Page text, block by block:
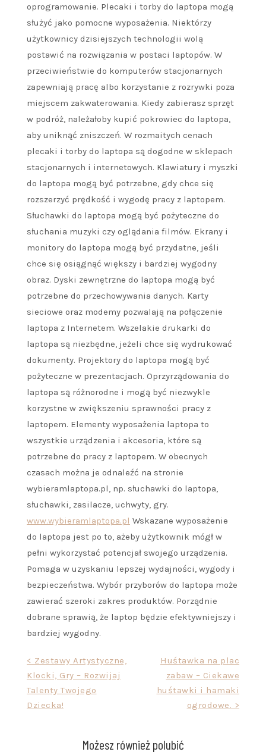
oprogramowanie. Plecaki i torby do laptopa mogą
służyć jako pomocne wyposażenia. Niektórzy
użytkownicy dzisiejszych technologii wolą
postawić na rozwiązania w postaci laptopów. W
przeciwieństwie do komputerów stacjonarnych
zapewniają pracę albo korzystanie z rozrywki poza
miejscem zakwaterowania. Kiedy zabierasz sprzęt
w podróż, należałoby kupić pokrowiec do laptopa,
aby uniknąć zniszczeń. W rozmaitych cenach
plecaki i torby do laptopa są dogodne w sklepach
stacjonarnych i internetowych. Klawiatury i myszki
do laptopa mogą być potrzebne, gdy chce się
rozszerzyć prędkość i wygodę pracy z laptopem.
Słuchawki do laptopa mogą być pożyteczne do
słuchania muzyki czy oglądania filmów. Ekrany i
monitory do laptopa mogą być przydatne, jeśli
chce się osiągnąć większy i bardziej wygodny
obraz. Dyski zewnętrzne do laptopa mogą być
potrzebne do przechowywania danych. Karty
sieciowe oraz modemy pozwalają na połączenie
laptopa z Internetem. Wszelakie drukarki do
laptopa są niezbędne, jeżeli chce się wydrukować
dokumenty. Projektory do laptopa mogą być
pożyteczne w prezentacjach. Oprzyrządowania do
laptopa są różnorodne i mogą być niezwykle
korzystne w zwiększeniu sprawności pracy z
laptopem. Elementy wyposażenia laptopa to
wszystkie urządzenia i akcesoria, które są
potrzebne do pracy z laptopem. W obecnych
czasach można je odnaleźć na stronie
wybieramlaptopa.pl, np. słuchawki do laptopa,
słuchawki, zasilacze, uchwyty, gry.
www.wybieramlaptopa.pl Wskazane wyposażenie
do laptopa jest po to, ażeby użytkownik mógł w
pełni wykorzystać potencjał swojego urządzenia.
Pomaga w uzyskaniu lepszej wydajności, wygody i
bezpieczeństwa. Wybór przyborów do laptopa może
zawierać szeroki zakres produktów. Porządnie
dobrane sprawią, że laptop będzie efektywniejszy i
bardziej wygodny.
Nawigacja
wpisu
< Zestawy Artystyczne,
Klocki, Gry – Rozwijaj
Talenty Twojego
Dziecka!
Huśtawka na plac
zabaw – Ciekawe
huśtawki i hamaki
ogrodowe. >
Możesz również polubić